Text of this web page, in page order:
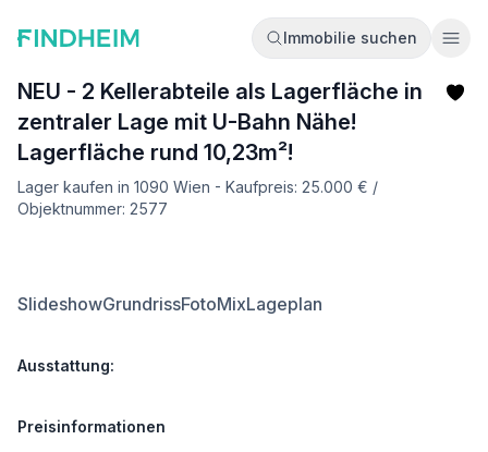
Immobilie suchen
NEU - 2 Kellerabteile als Lagerfläche in
zentraler Lage mit U-Bahn Nähe!
Lagerfläche rund 10,23m²!
Lager kaufen in 1090 Wien - Kaufpreis: 25.000 € /
Objektnummer: 2577
SlideshowGrundrissFotoMixLageplan
Ausstattung:
Preisinformationen